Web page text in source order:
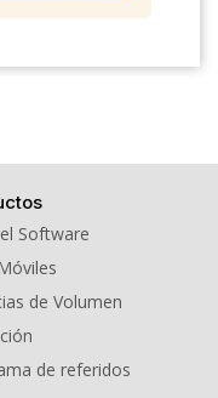
Software
de Volumen
de referidos